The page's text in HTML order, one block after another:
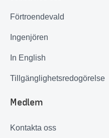
Förtroendevald
Ingenjören
In English
Tillgänglighetsredogörelse
Medlem
Kontakta oss